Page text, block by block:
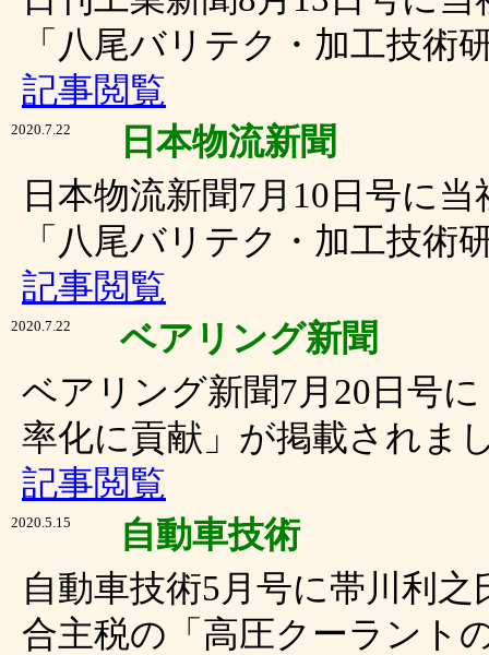
「八尾バリテク・加工技術
記事閲覧
2020.7.22
日本物流新聞
日本物流新聞7月10日号に
「八尾バリテク・加工技術
記事閲覧
2020.7.22
ベアリング新聞
ベアリング新聞7月20日号
率化に貢献」が掲載されま
記事閲覧
2020.5.15
自動車技術
自動車技術5月号に帯川利
合主税の「高圧クーラント